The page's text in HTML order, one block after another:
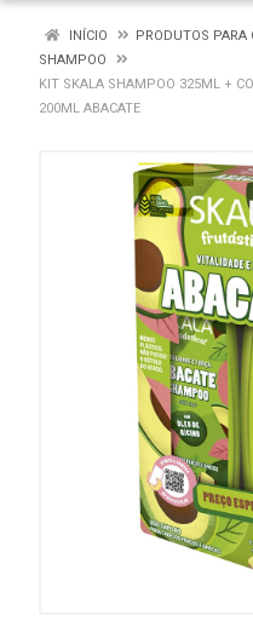
INÍCIO
PRODUTOS PARA
SHAMPOO
KIT SKALA SHAMPOO 325ML +
200ML ABACATE